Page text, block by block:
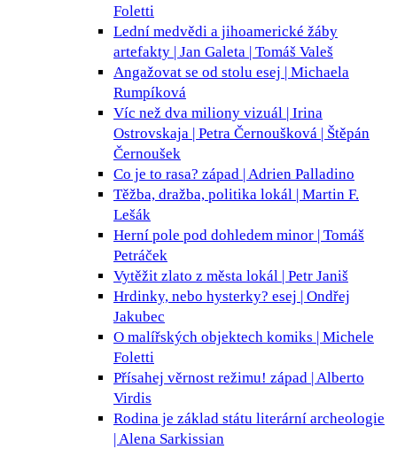
Foletti
Lední medvědi a jihoamerické žáby
artefakty | Jan Galeta | Tomáš Valeš
Angažovat se od stolu esej | Michaela
Rumpíková
Víc než dva miliony vizuál | Irina
Ostrovskaja | Petra Černoušková | Štěpán
Černoušek
Co je to rasa? západ | Adrien Palladino
Těžba, dražba, politika lokál | Martin F.
Lešák
Herní pole pod dohledem minor | Tomáš
Petráček
Vytěžit zlato z města lokál | Petr Janiš
Hrdinky, nebo hysterky? esej | Ondřej
Jakubec
O malířských objektech komiks | Michele
Foletti
Přísahej věrnost režimu! západ | Alberto
Virdis
Rodina je základ státu literární archeologie
| Alena Sarkissian